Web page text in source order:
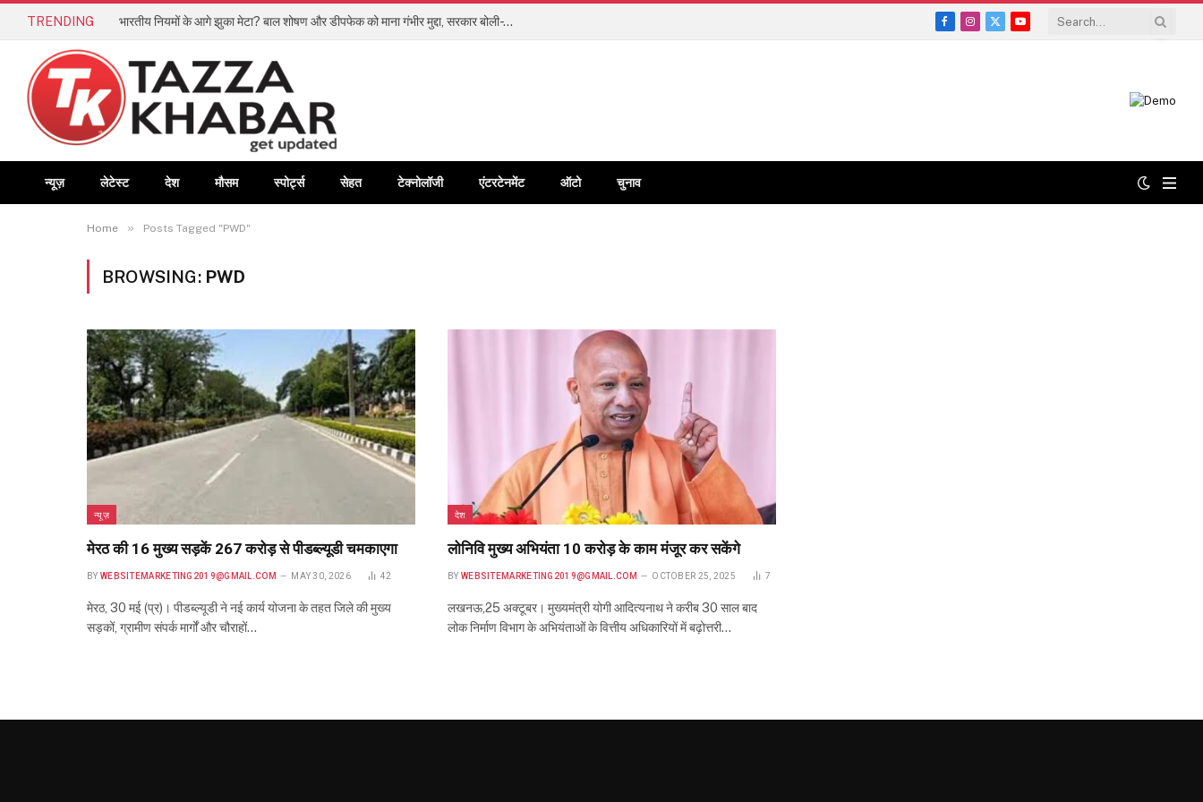
TRENDING भारतीय नियमों के आगे झुका मेटा? बाल शोषण और डीपफेक को माना गंभीर मुद्दा, सरकार बोली- US के कानून नहीं चलेंगे
Facebook
Instagram
X
YouTube
न्यूज़ लेटेस्ट देश मौसम स्पोर्ट्स सेहत टेक्नोलॉजी एंटरटेनमेंट ऑटो चुनाव
Home » Posts Tagged "PWD"
BROWSING: PWD
न्यूज़
मेरठ की 16 मुख्य सड़कें 267 करोड़ से पीडब्ल्यूडी चमकाएगा
BY WEBSITEMARKETING2019@GMAIL.COM MAY 30, 2026 42
मेरठ, 30 मई (प्र)। पीडब्ल्यूडी ने नई कार्य योजना के तहत जिले की मुख्य
सड़कों, ग्रामीण संपर्क मार्गों और चौराहों…
देश
लोनिवि मुख्य अभियंता 10 करोड़ के काम मंजूर कर सकेंगे
BY WEBSITEMARKETING2019@GMAIL.COM OCTOBER 25, 2025 7
लखनऊ,25 अक्टूबर। मुख्यमंत्री योगी आदित्यनाथ ने करीब 30 साल बाद
लोक निर्माण विभाग के अभियंताओं के वित्तीय अधिकारियों में बढ़ोत्तरी…